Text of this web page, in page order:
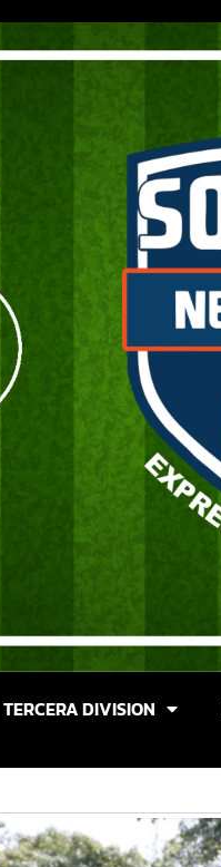
TERCERA DIVISION